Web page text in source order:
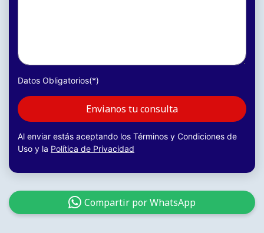
VERIFICARLOS.
Datos Obligatorios(*)
Envianos tu consulta
Al enviar estás aceptando los Términos y Condiciones de
Uso y la Política de Privacidad
Compartir por WhatsApp